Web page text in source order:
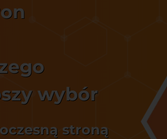
wybór
stroną